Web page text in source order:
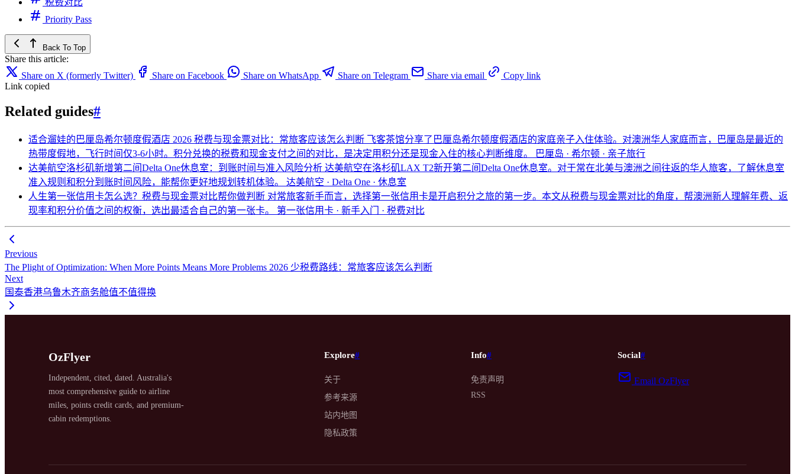
税费对比
Priority Pass
Back To Top
Share this article:
Share on X (formerly Twitter)
Share on Facebook Share on WhatsApp Share on Telegram Share via email
Copy link
Link copied
Related guides#
适合遛娃的巴厘岛希尔顿度假酒店 2026 税费与现金票对比：常旅客应该怎么判断 飞客茶馆分享了巴厘岛希尔顿度假酒店的家庭亲子入住体验。对澳洲华人家庭而言，巴厘岛是最近的
热带度假地，飞行时间仅3-6小时。积分兑换的税费和现金支付之间的对比，是决定用积分还是现金入住的核心判断维度。
巴厘岛 · 希尔顿 · 亲子旅行
达美航空洛杉矶新增第二间Delta One休息室：到账时间与准入风险分析 达美航空在洛杉矶LAX T2新开第二间Delta One休息室。对于常在北美与澳洲之间往返的华人旅客，了解休息室
准入规则和积分到账时间风险，能帮你更好地规划转机体验。 达美航空 · Delta One · 休息室
人生第一张信用卡怎么选？税费与现金票对比帮你做判断 对常旅客新手而言，选择第一张信用卡是开启积分之旅的第一步。本文从税费与现金票对比的角度，帮澳洲新人理解年费、返
现率和积分价值之间的权衡，选出最适合自己的第一张卡。 第一张信用卡 · 新手入门 · 税费对比
Previous
The Plight of Optimization: When More Points Means More Problems 2026 少税费路线：常旅客应该怎么判断
Next
国泰香港乌鲁木齐商务舱值不值得换
OzFlyer
Independent, cited, dated. Australia's
most comprehensive guide to airline
miles, points credit cards, and premium-
cabin redemptions.
Explore#
关于
参考来源
站内地图
隐私政策
Info#
免责声明
RSS
Social#
Email OzFlyer